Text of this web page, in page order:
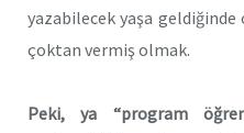
yazabilecek yaşa
çoktan vermiş olmak.
Peki, ya “program